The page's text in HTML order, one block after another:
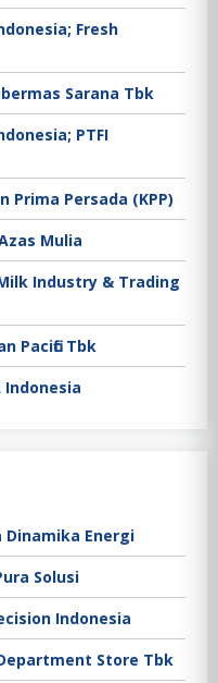
Fresh
Sarana Tbk
PTFI
Prima Persada (KPP)
Mulia
Industry & Trading
Pacific Tbk
Indonesia
Dinamika Energi
Solusi
Indonesia
Store Tbk